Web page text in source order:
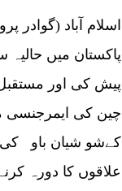
پاکستان میں حالیہ
پیش کی اور
چین کی ایمرجنسی
علاقوں کا دورہ